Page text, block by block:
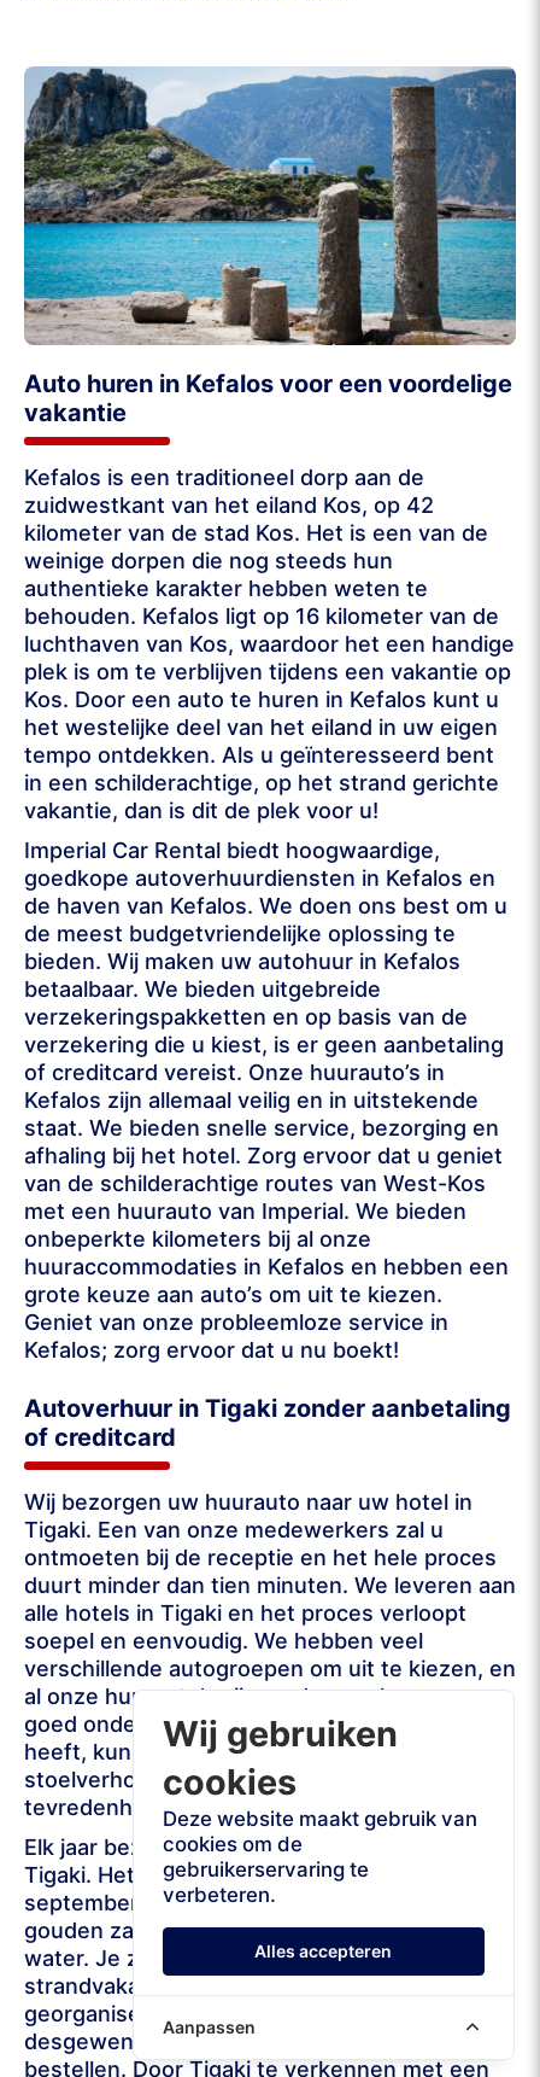
Auto huren in Kefalos voor een voordelige
vakantie
Kefalos is een traditioneel dorp aan de
zuidwestkant van het eiland Kos, op 42
kilometer van de stad Kos. Het is een van de
weinige dorpen die nog steeds hun
authentieke karakter hebben weten te
behouden. Kefalos ligt op 16 kilometer van de
luchthaven van Kos, waardoor het een handige
plek is om te verblijven tijdens een vakantie op
Kos. Door een auto te huren in Kefalos kunt u
het westelijke deel van het eiland in uw eigen
tempo ontdekken. Als u geïnteresseerd bent
in een schilderachtige, op het strand gerichte
vakantie, dan is dit de plek voor u!
Imperial Car Rental biedt hoogwaardige,
goedkope autoverhuurdiensten in Kefalos en
de haven van Kefalos. We doen ons best om u
de meest budgetvriendelijke oplossing te
bieden. Wij maken uw autohuur in Kefalos
betaalbaar. We bieden uitgebreide
verzekeringspakketten en op basis van de
verzekering die u kiest, is er geen aanbetaling
of creditcard vereist. Onze huurauto’s in
Kefalos zijn allemaal veilig en in uitstekende
staat. We bieden snelle service, bezorging en
afhaling bij het hotel. Zorg ervoor dat u geniet
van de schilderachtige routes van West-Kos
met een huurauto van Imperial. We bieden
onbeperkte kilometers bij al onze
huuraccommodaties in Kefalos en hebben een
grote keuze aan auto’s om uit te kiezen.
Geniet van onze probleemloze service in
Kefalos; zorg ervoor dat u nu boekt!
Autoverhuur in Tigaki zonder aanbetaling
of creditcard
Wij bezorgen uw huurauto naar uw hotel in
Tigaki. Een van onze medewerkers zal u
ontmoeten bij de receptie en het hele proces
duurt minder dan tien minuten. We leveren aan
alle hotels in Tigaki en het proces verloopt
soepel en eenvoudig. We hebben veel
verschillende autogroepen om uit te kiezen, en
al onze huurauto’s zijn modern, schoon en
goed onderhouden. Als u jonge kinderen
heeft, kunnen we op verzoek kinder- en
stoelverhogers leveren. Uw veiligheid en
tevredenheid zijn onze topprioriteiten.
Elk jaar bezoeken bezoekers uit heel Europa
Tigaki. Het hoogseizoen is van juni tot
september. Je zult kunnen genieten van het
gouden zand en het ondiepe, kristalheldere
water. Je zult merken dat Tigaki de perfecte
strandvakantiebestemming is. De stranden zijn
georganiseerd met ligbedden en u kunt
desgewenst koffie, drankjes en zelfs wat eten
bestellen. Door Tigaki te verkennen met een
Wij gebruiken
cookies
Deze website maakt gebruik van
cookies om de
gebruikerservaring te
verbeteren.
Alles accepteren
Aanpassen